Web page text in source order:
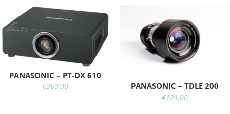
PANASONIC – PT-DX 610
€363,00 PANASONIC – TDLE 200
€121,00